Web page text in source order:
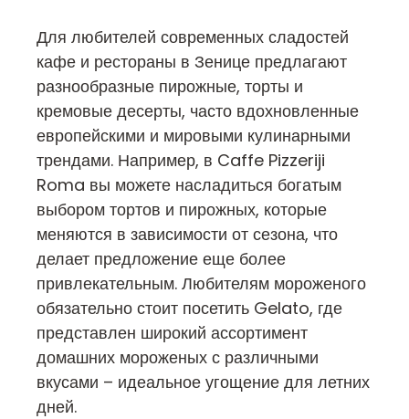
Для любителей современных сладостей
кафе и рестораны в Зенице предлагают
разнообразные пирожные, торты и
кремовые десерты, часто вдохновленные
европейскими и мировыми кулинарными
трендами. Например, в Caffe Pizzeriji
Roma вы можете насладиться богатым
выбором тортов и пирожных, которые
меняются в зависимости от сезона, что
делает предложение еще более
привлекательным. Любителям мороженого
обязательно стоит посетить Gelato, где
представлен широкий ассортимент
домашних мороженых с различными
вкусами – идеальное угощение для летних
дней.